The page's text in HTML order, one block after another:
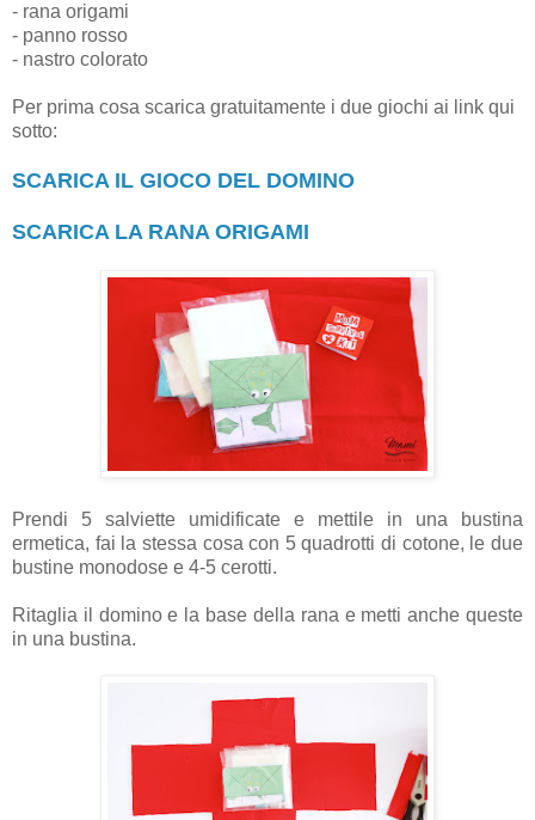
- rana origami
- panno rosso
- nastro colorato
Per prima cosa scarica gratuitamente i due giochi ai link qui
sotto:
SCARICA IL GIOCO DEL DOMINO
SCARICA LA RANA ORIGAMI
Prendi 5 salviette umidificate e mettile in una bustina
ermetica, fai la stessa cosa con 5 quadrotti di cotone, le due
bustine monodose e 4-5 cerotti.
Ritaglia il domino e la base della rana e metti anche queste
in una bustina.